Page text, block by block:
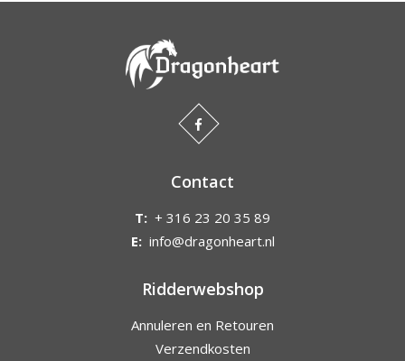
Contact
T: + 316 23 20 35 89
E: info@dragonheart.nl
Ridderwebshop
Annuleren en Retouren
Verzendkosten